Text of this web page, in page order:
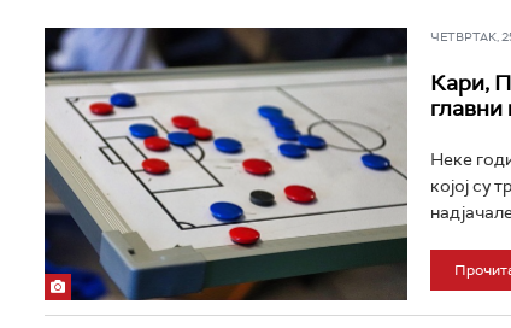
ЧЕТВРТАК,
Кари,
Неке
којој су